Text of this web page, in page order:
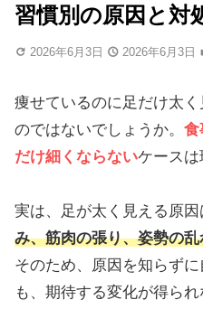
習慣別の原因と対
2026年6月3日 2026年6月3日
痩せているのに足だけ太
のではないでしょうか。 食
だけ細くならないケースは
実は、足が太く見える原因
み、筋肉の張り、姿勢の
そのため、原因を知らず
も、期待する変化が得られ